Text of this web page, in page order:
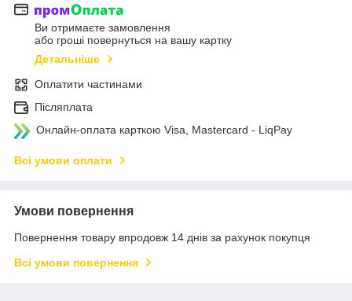
Ви отримаєте замовлення
або гроші повернуться на вашу картку
Детальніше
Оплатити частинами
Післяплата
Онлайн-оплата карткою Visa, Mastercard - LiqPay
Всі умови оплати
Умови повернення
Повернення товару впродовж 14 днів за рахунок покупця
Всі умови повернення